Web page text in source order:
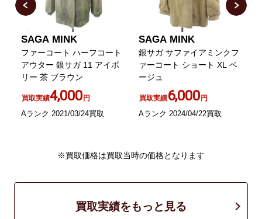
SAGA MINK
ファーコート ハーフコート
アウター 銀サガ 11 アイボ
リー 茶 ブラウン
買取実績4,000円
Aランク 2021/03/24買取
SAGA MINK
銀サガ サファイアミンクフ
ァーコート ショート XL ベ
ージュ
買取実績6,000円
Aランク 2024/04/22買取
※買取価格は買取当時の価格となります
買取実績をもっと見る